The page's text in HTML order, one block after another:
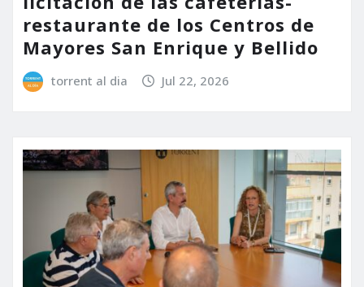
restaurante de los Centros de
Mayores San Enrique y Bellido
torrent al dia Jul 22, 2026